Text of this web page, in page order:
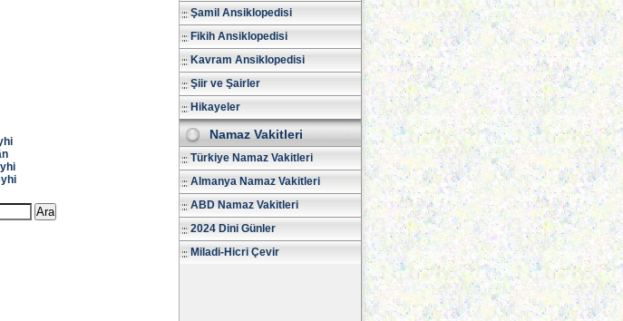
Şamil Ansiklopedisi
Fikih Ansiklopedisi
Kavram Ansiklopedisi
Şiir ve Şairler
Hikayeler
Namaz Vakitleri
Türkiye Namaz Vakitleri
Almanya Namaz Vakitleri
ABD Namaz Vakitleri
2024 Dini Günler
Miladi-Hicri Çevir